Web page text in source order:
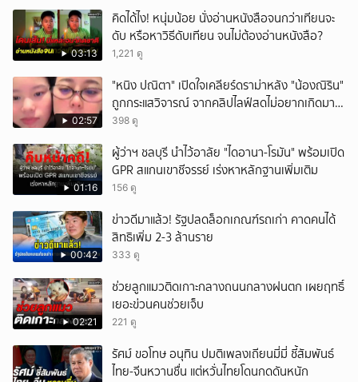
03:13
คิดได้ไง! หนุ่มน้อย นั่งอ่านหนังสือจนกว่าเทียนจะ
ดับ หรือหาวิธีดับเทียน จนไม่ต้องอ่านหนังสือ?
1,221 ดู
02:57
"หนิง ปณิตา" เปิดใจเคลียร์ดราม่าหลัง "น้องณิริน"
ถูกกระแสวิจารณ์ จากคลิปไลฟ์สดไม่อยากเกิดมา
หน้าเหมือนพ่อ
398 ดู
01:16
ผู้ว่าฯ ชลบุรี นำไว้อาลัย "ไดอานา-โรมัน" พร้อมเปิด
GPR สแกนเขาชีจรรย์ เร่งหาหลักฐานเพิ่มเติม
156 ดู
00:42
ข่าวดีมาแล้ว! รัฐปลดล็อกเกณฑ์รถเก่า คาดคนได้
สิทธิเพิ่ม 2-3 ล้านราย
333 ดู
02:21
ช่วยลูกแมวติดเกาะกลางถนนกลางฝนตก เผยฤทธิ์
เยอะข่วนคนช่วยเจ็บ
221 ดู
รัศม์ ขอโทษ อนุทิน ปมติเพลงเถียนมี่มี่ ชี้สัมพันธ์
ไทย-จีนหวานชื่น แต่หวั่นไทยโดนกดดันหนัก